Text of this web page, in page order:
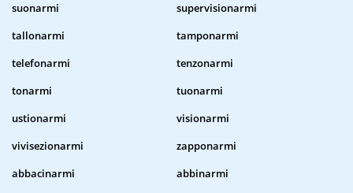
suonarmi
supervisionarmi
tallonarmi
tamponarmi
telefonarmi
tenzonarmi
tonarmi
tuonarmi
ustionarmi
visionarmi
vivisezionarmi
zapponarmi
abbacinarmi
abbinarmi